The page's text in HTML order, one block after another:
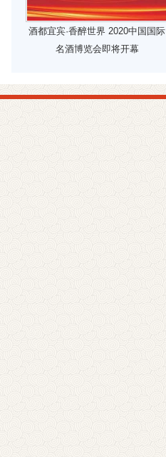
酒都宜宾·香醉世界 2020中国国际
名酒博览会即将开幕